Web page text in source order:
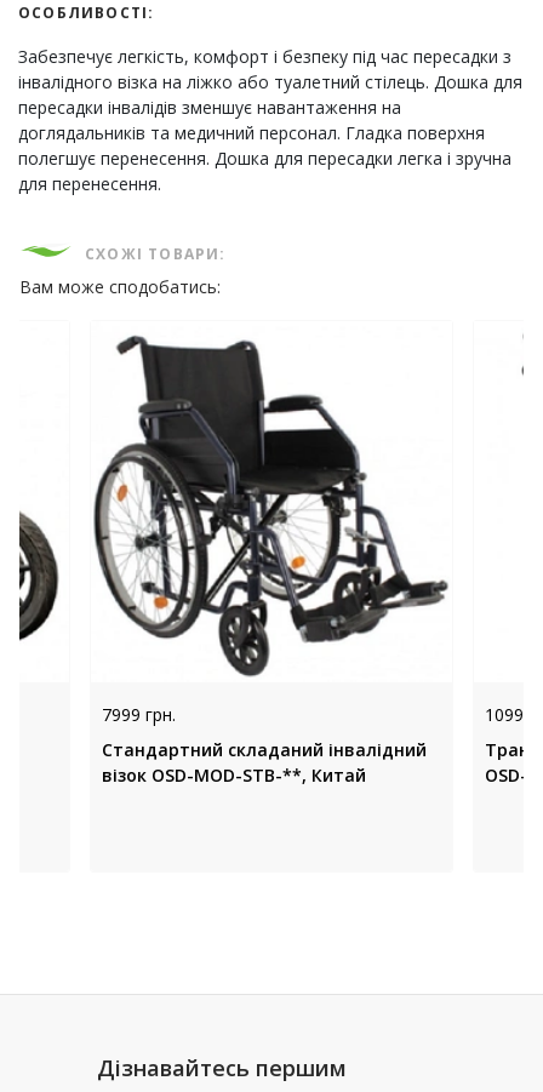
ОСОБЛИВОСТІ:
Забезпечує легкість, комфорт і безпеку під час пересадки з
інвалідного візка на ліжко або туалетний стілець. Дошка для
пересадки інвалідів зменшує навантаження на
доглядальників та медичний персонал. Гладка поверхня
полегшує перенесення. Дошка для пересадки легка і зручна
для перенесення.
СХОЖІ ТОВАРИ:
Вам може сподобатись:
7999 грн.
Стандартний складаний інвалідний
візок OSD-MOD-STB-**, Китай
10999
OSD-
Дізнавайтесь першим